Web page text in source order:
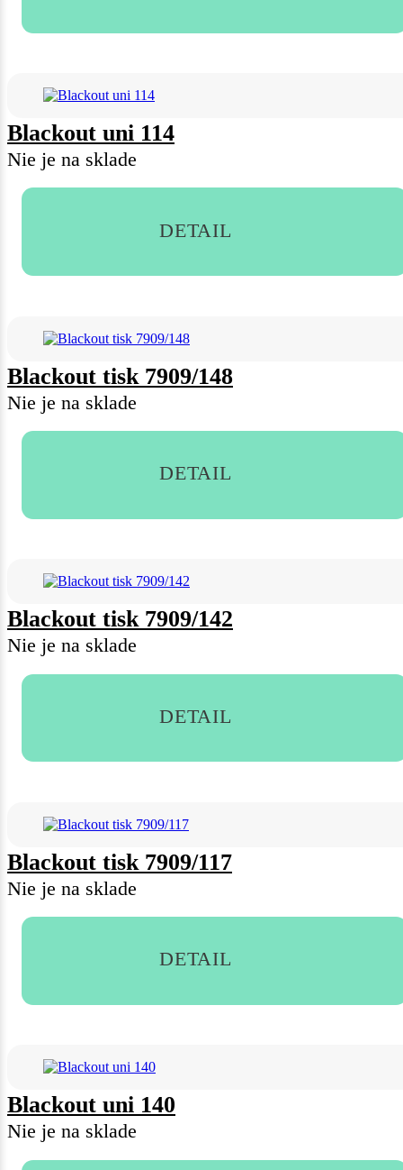
Blackout uni 114
Nie je na sklade
DETAIL
Blackout tisk 7909/148
Nie je na sklade
DETAIL
Blackout tisk 7909/142
Nie je na sklade
DETAIL
Blackout tisk 7909/117
Nie je na sklade
DETAIL
Blackout uni 140
Nie je na sklade